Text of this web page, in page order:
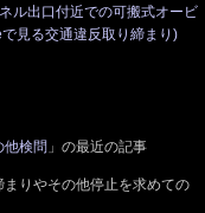
ル出口付近での可搬式オービ
見る交通違反取り締まり)
他検問 」の最近の記事
りやその他停止を求めての